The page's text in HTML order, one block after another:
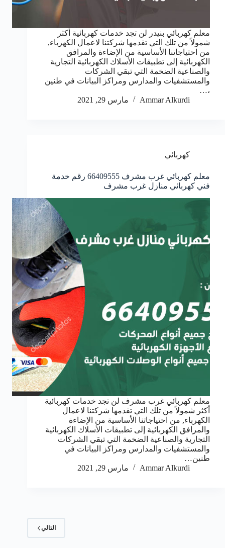
معلم كهربائي بنيدر لن تجد خدمات كهربائية أكثر
شمولاً من تلك التي تقدمها شركتنا لاعمال الكهرباء,
من احتياجاتنا الأساسية من الإضاءة والمرافق
الكهربائية إلى تطبيقات الأسلاك الكهربائية التجارية
والصناعية الضخمة التي تبقي الشركات
والمستشفيات والمدارس ومراكز البيانات في طنين
،…
Ammar Alkurdi
مارس 29, 2021
كهربائي
معلم كهربائي غرب مشرف 66409555 رقم خدمة
فني كهربائي منازل غرب مشرف
معلم كهربائي غرب مشرف لن تجد خدمات كهربائية
أكثر شمولاً من تلك التي تقدمها شركتنا لاعمال
الكهرباء, من احتياجاتنا الأساسية من الإضاءة
والمرافق الكهربائية إلى تطبيقات الأسلاك الكهربائية
التجارية والصناعية الضخمة التي تبقي الشركات
والمستشفيات والمدارس ومراكز البيانات في
طنين…
Ammar Alkurdi
مارس 29, 2021
التالي